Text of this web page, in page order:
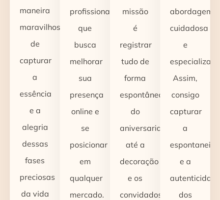
maneira
maravilhosa
de
capturar
a
essência
e a
alegria
dessas
fases
preciosas
da vida
profissional
que
busca
melhorar
sua
presença
online e
se
posicionar
em
qualquer
mercado.
missão
é
registrar
tudo de
forma
espontânea,
do
aniversariante
até a
decoração
e os
convidados
abordagem
cuidadosa
e
Assim,
consigo
capturar
a
e a
dos